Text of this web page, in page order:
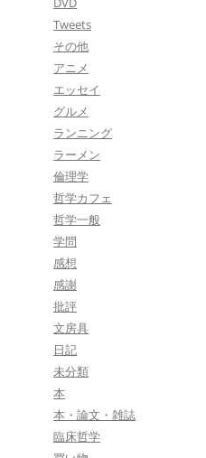
Tweets
その他
アニメ
エッセイ
グルメ
ランニング
ラーメン
倫理学
哲学カフェ
哲学一般
学問
感想
感謝
批評
文房具
日記
未分類
本
本・論文・雑誌
臨床哲学